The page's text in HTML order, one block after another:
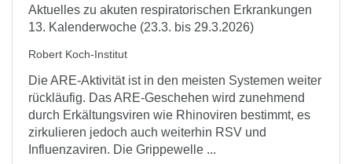
Aktuelles zu akuten respiratorischen Erkrankungen
13. Kalenderwoche (23.3. bis 29.3.2026)
Robert Koch-Institut
Die ARE-Aktivität ist in den meisten Systemen weiter
rückläufig. Das ARE-Geschehen wird zunehmend
durch Erkältungsviren wie Rhinoviren bestimmt, es
zirkulieren jedoch auch weiterhin RSV und
Influenzaviren. Die Grippewelle ...